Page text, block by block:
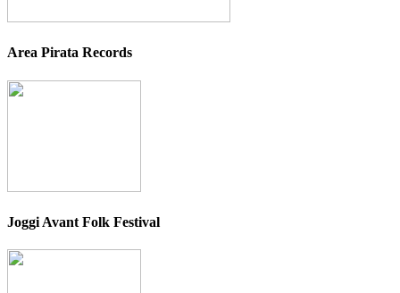
Area Pirata Records
Joggi Avant Folk Festival